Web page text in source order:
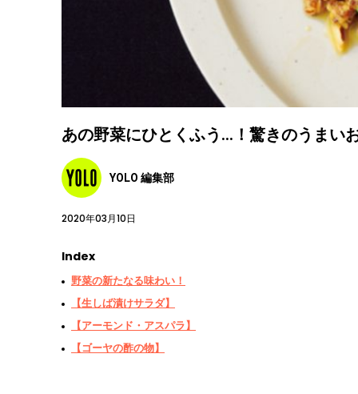
あの野菜にひとくふう…！驚きのうまい
YOLO 編集部
2020年03月10日
Index
野菜の新たなる味わい！
【生しば漬けサラダ】
【アーモンド・アスパラ】
【ゴーヤの酢の物】